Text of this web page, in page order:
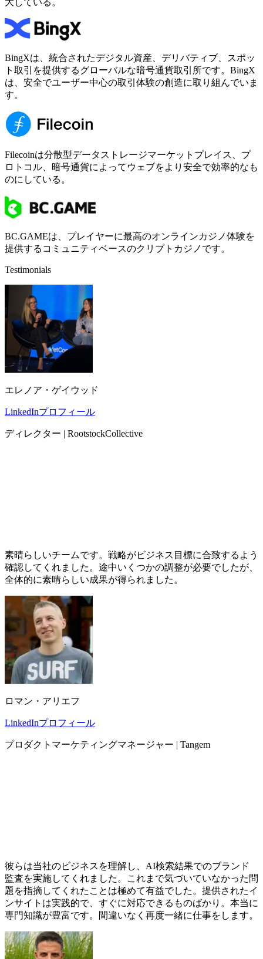
BingXは、統合されたデジタル資産、デリバティブ、スポッ
ト取引を提供するグローバルな暗号通貨取引所です。BingX
は、安全でユーザー中心の取引体験の創造に取り組んでいま
す。
Filecoinは分散型データストレージマーケットプレイス、プ
ロトコル、暗号通貨によってウェブをより安全で効率的なも
のにしている。
BC.GAMEは、プレイヤーに最高のオンラインカジノ体験を
提供するコミュニティベースのクリプトカジノです。
Testimonials
エレノア・ゲイウッド
LinkedInプロフィール
ディレクター | RootstockCollective
素晴らしいチームです。戦略がビジネス目標に合致するよう
確認してくれました。途中いくつかの調整が必要でしたが、
全体的に素晴らしい成果が得られました。
ロマン・アリエフ
LinkedInプロフィール
プロダクトマーケティングマネージャー | Tangem
彼らは当社のビジネスを理解し、AI検索結果でのブランド
監査を実施してくれました。これまで気づいていなかった問
題を指摘してくれたことは極めて有益でした。提供されたイ
ンサイトは実践的で、すぐに対応できるものばかり。本当に
専門知識が豊富です。間違いなく再度一緒に仕事をします。